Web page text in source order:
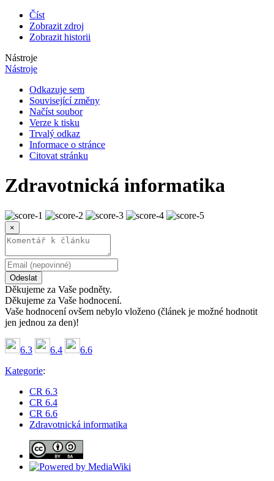
Číst
Zobrazit zdroj
Zobrazit historii
Nástroje
Nástroje
Odkazuje sem
Související změny
Načíst soubor
Verze k tisku
Trvalý odkaz
Informace o stránce
Citovat stránku
Zdravotnická informatika
×
Odeslat
Děkujeme za Vaše podněty.
Děkujeme za Vaše hodnocení.
Vaše hodnocení ovšem nebylo vloženo (článek je možné hodnotit
jen jednou za den)!
6.3 6.4
6.6
Kategorie:
CR 6.3
CR 6.4
CR 6.6
Zdravotnická informatika